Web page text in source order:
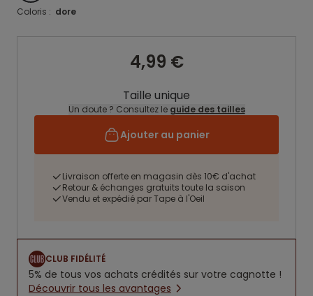
Coloris : dore
4,99 €
Taille unique
Un doute ? Consultez le guide des tailles
Ajouter au panier
Livraison offerte en magasin dès 10€ d'achat
Retour & échanges gratuits toute la saison
Vendu et expédié par Tape à l'Oeil
CLUB FIDÉLITÉ
5% de tous vos achats crédités sur votre cagnotte !
Découvrir tous les avantages